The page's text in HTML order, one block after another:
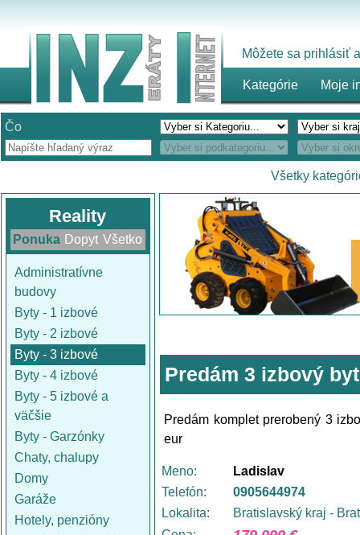
Môžete sa prihlásiť
Kategórie Moje
Čo
Všetky
Reality
Ponuka Dopyt Všetko
Administratívne
budovy
Byty - 1 izbové
Byty - 2 izbové
Byty - 3 izbové
Byty - 4 izbové
Byty - 5 izbové a
väčšie
Byty - Garzónky
Chaty, chalupy
Domy
Garáže
Hotely, penzióny
Predám 3 izbový
Predám komplet prerobený 3
eur
Meno:
Ladislav
Telefón:
0905644974
Lokalita:
Bratislavský kraj -